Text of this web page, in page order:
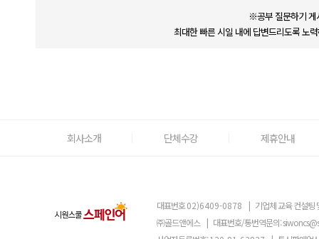
※공부 질문하기 게
최대한 빠른 시일 내에 답변드리도록 노
회사소개 단체수강 제휴안내
대표번호02)6409-0878 | 기업체 교육 컨설팅
㈜골드앤에스 | 대표번호/통번역문의: